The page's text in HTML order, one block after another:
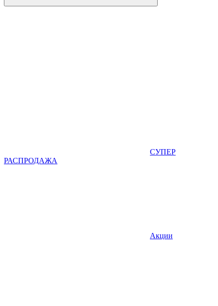
СУПЕР
РАСПРОДАЖА
Акции